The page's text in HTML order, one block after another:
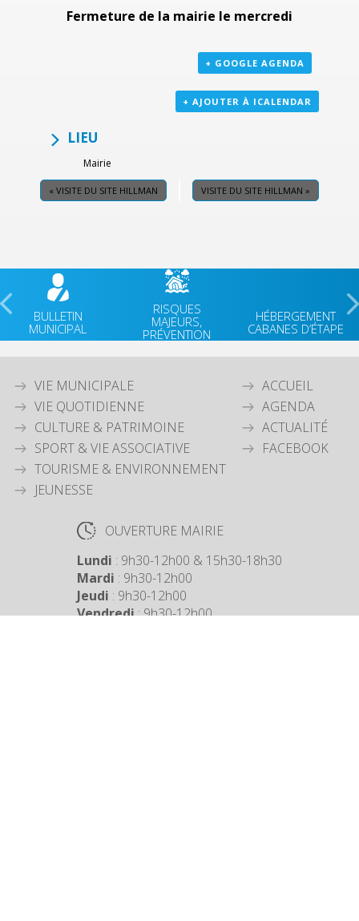
Fermeture de la mairie le mercredi
+ GOOGLE AGENDA
+ AJOUTER À ICALENDAR
LIEU
Mairie
« VISITE DU SITE HILLMAN VISITE DU SITE HILLMAN »
BULLETIN
MUNICIPAL
RISQUES
MAJEURS,
PRÉVENTION
HÉBERGEMENT
CABANES D’ÉTAPE
VIE MUNICIPALE
VIE QUOTIDIENNE
CULTURE & PATRIMOINE
SPORT & VIE ASSOCIATIVE
TOURISME & ENVIRONNEMENT
JEUNESSE
ACCUEIL
AGENDA
ACTUALITÉ
FACEBOOK
OUVERTURE MAIRIE
Lundi : 9h30-12h00 & 15h30-18h30
Mardi : 9h30-12h00
Jeudi : 9h30-12h00
Vendredi: 9h30-12h00